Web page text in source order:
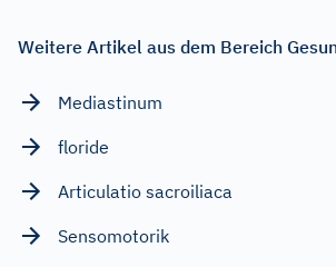
Weitere Artikel aus dem Bereich
Mediastinum
floride
Articulatio sacroiliaca
Sensomotorik